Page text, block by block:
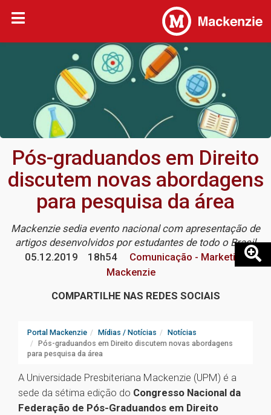
Pós-graduandos em Direito
discutem novas abordagens
para pesquisa da área
Mackenzie sedia evento nacional com apresentação de
artigos desenvolvidos por estudantes de todo o Brasil
05.12.2019
18h54
Comunicação - Marketing
Mackenzie
COMPARTILHE NAS REDES SOCIAIS
Portal Mackenzie Mídias / Notícias
Notícias
Pós-graduandos em Direito discutem novas abordagens
para pesquisa da área
A Universidade Presbiteriana Mackenzie (UPM) é a
sede da sétima edição do Congresso Nacional da
Federação de Pós-Graduandos em Direito